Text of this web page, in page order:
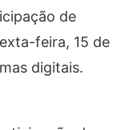
de
feira, 15 de
digitais.